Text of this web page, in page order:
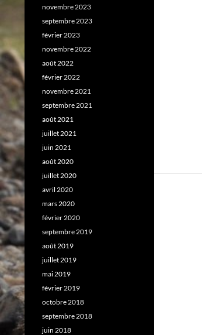
novembre 2023
septembre 2023
février 2023
novembre 2022
août 2022
février 2022
novembre 2021
septembre 2021
août 2021
juillet 2021
juin 2021
août 2020
juillet 2020
avril 2020
mars 2020
février 2020
septembre 2019
août 2019
juillet 2019
mai 2019
février 2019
octobre 2018
septembre 2018
juin 2018